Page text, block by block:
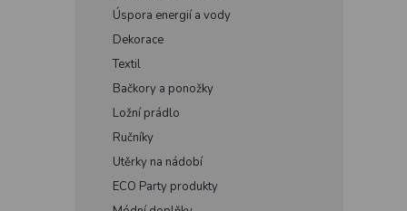
Úspora energií a vody
Dekorace
Textil
Bačkory a ponožky
Ložní prádlo
Ručníky
Utěrky na nádobí
ECO Party produkty